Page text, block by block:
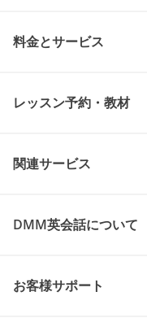
料金とサービス
レッスン予約・教材
関連サービス
DMM英会話について
お客様サポート